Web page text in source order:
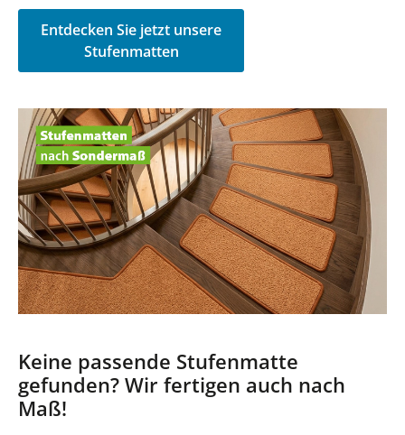
Entdecken Sie jetzt unsere
Stufenmatten
Keine passende Stufenmatte
gefunden? Wir fertigen auch nach
Maß!